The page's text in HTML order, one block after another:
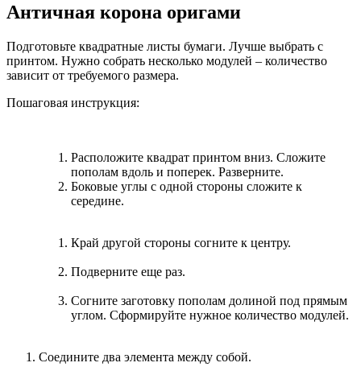
Античная корона оригами
Подготовьте квадратные листы бумаги. Лучше выбрать с
принтом. Нужно собрать несколько модулей – количество
зависит от требуемого размера.
Пошаговая инструкция:
Расположите квадрат принтом вниз. Сложите
пополам вдоль и поперек. Разверните.
Боковые углы с одной стороны сложите к
середине.
Край другой стороны согните к центру.
Подверните еще раз.
Согните заготовку пополам долиной под прямым
углом. Сформируйте нужное количество модулей.
Соедините два элемента между собой.